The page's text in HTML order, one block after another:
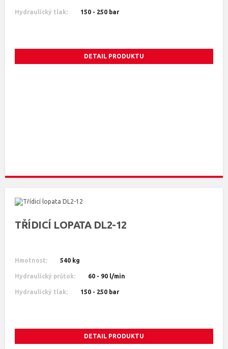
Hydraulický tlak: 150 - 250 bar
DETAIL PRODUKTU
TŘÍDICÍ LOPATA DL2-12
Hmotnost: 540 kg
Hydraulický průtok: 60 - 90 l/min
Hydraulický tlak: 150 - 250 bar
DETAIL PRODUKTU